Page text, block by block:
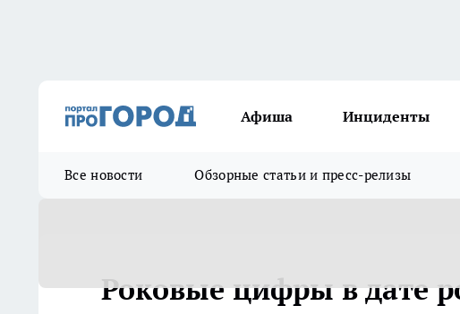
Афиша Инциденты
Все новости Обзорные статьи и пресс-релизы
Роковые цифры в дате